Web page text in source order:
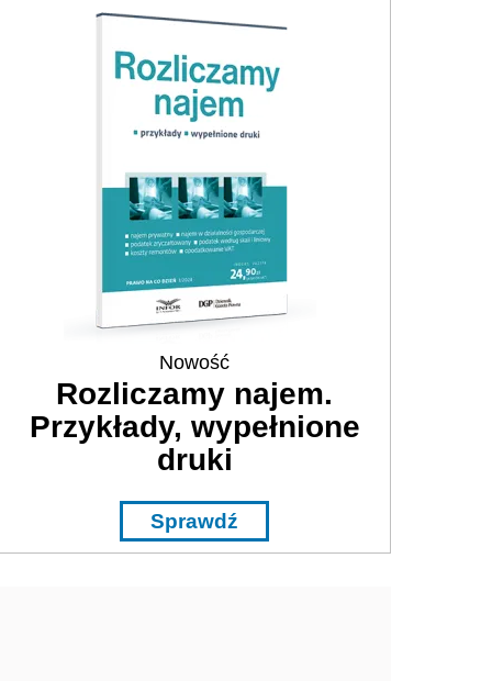
Nowość
Rozliczamy najem.
Przykłady, wypełnione
druki
Sprawdź